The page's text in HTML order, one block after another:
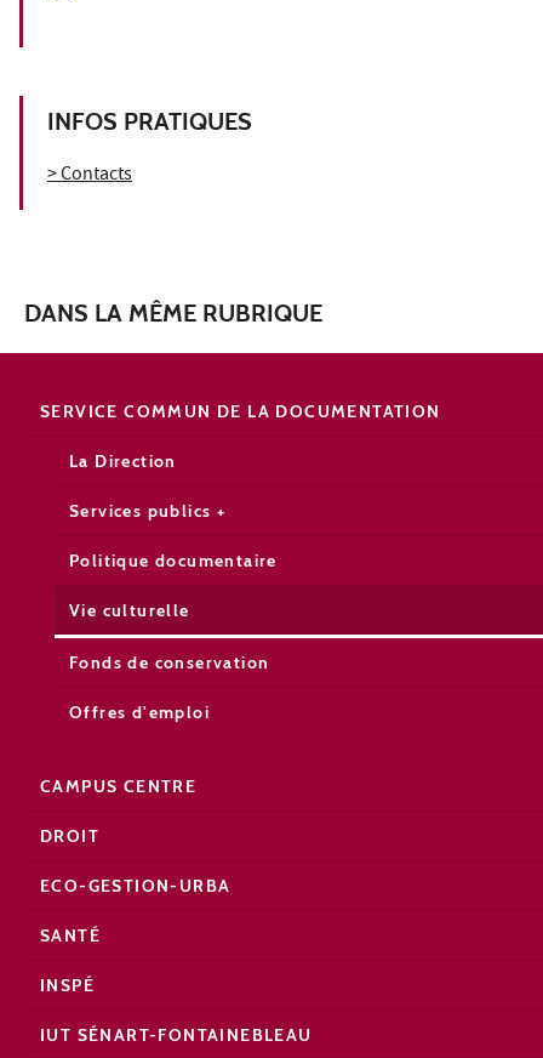
INFOS PRATIQUES
> Contacts
DANS LA MÊME RUBRIQUE
SERVICE COMMUN DE LA DOCUMENTATION
La Direction
Services publics +
Politique documentaire
Vie culturelle
Fonds de conservation
Offres d'emploi
CAMPUS CENTRE
DROIT
ECO-GESTION-URBA
SANTÉ
INSPÉ
IUT SÉNART-FONTAINEBLEAU